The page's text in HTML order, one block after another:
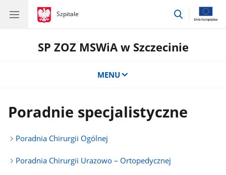
gov.pl
Szpitale
gov.pl
Szpitale
przejdź
SP ZOZ MSWiA w Szczecinie
MENU
Poradnie specjalistyczne
Poradnia Chirurgii Ogólnej
Poradnia Chirurgii Urazowo – Ortopedycznej